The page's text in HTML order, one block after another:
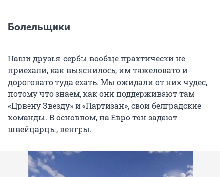
Болельщики
Наши друзья-сербы вообще практически не
приехали, как выяснилось, им тяжеловато и
дороговато туда ехать. Мы ожидали от них чудес,
потому что знаем, как они поддерживают там
«Црвену Звезду» и «Партизан», свои белградские
команды. В основном, на Евро тон задают
швейцарцы, венгры.